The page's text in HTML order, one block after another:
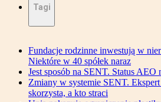
Tagi
Fundacje rodzinne inwestują w
Niektóre w 40 spółek naraz
Jest sposób na SENT. Status
Zmiany w systemie SENT.
skorzysta, a kto straci